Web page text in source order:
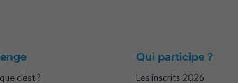
c'est ?
Qui participe ?
Les inscrits 2026